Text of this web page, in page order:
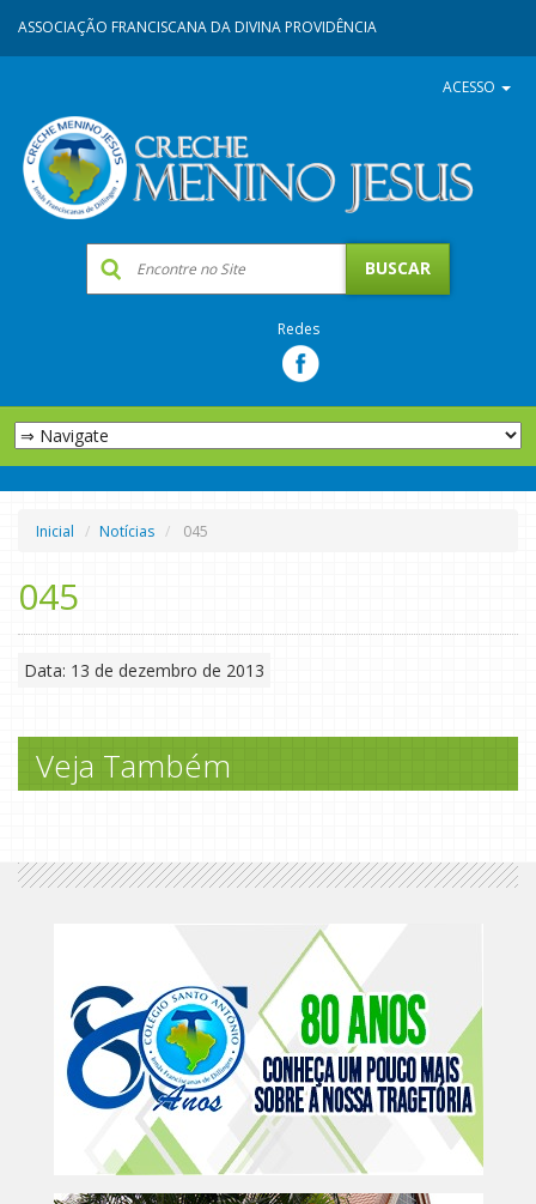
ASSOCIAÇÃO FRANCISCANA DA DIVINA PROVIDÊNCIA
ACESSO
Redes
Inicial Notícias 045
045
Data: 13 de dezembro de 2013
Veja Também